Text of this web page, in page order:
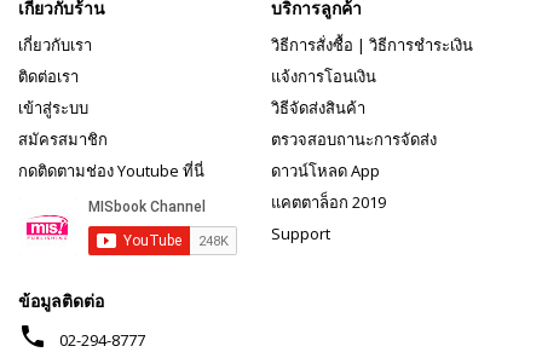
เกี่ยวกับร้าน
เกี่ยวกับเรา
ติดต่อเรา
เข้าสู่ระบบ
สมัครสมาชิก
กดติดตามช่อง Youtube ที่นี่
บริการลูกค้า
วิธีการสั่งซื้อ | วิธีการชำระเงิน
แจ้งการโอนเงิน
วิธีจัดส่งสินค้า
ตรวจสอบถานะการจัดส่ง
ดาวน์โหลด App
แคตตาล็อก 2019
Support
ข้อมูลติดต่อ
phone 02-294-8777